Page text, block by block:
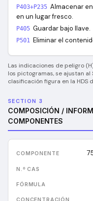
P403+P235 Almacenar
en un lugar fresco.
P405 Guardar bajo llave.
P501 Eliminar el
Las indicaciones de peligro
los pictogramas, se ajustan al
clasificación figura en la HDS
SECTION 3
COMPOSICIÓN /
COMPONENTES